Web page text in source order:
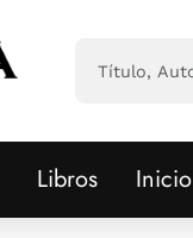
Libros Inicio